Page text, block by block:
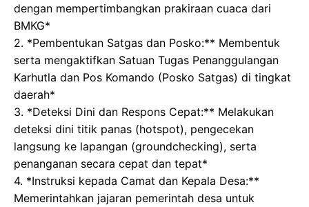
dengan mempertimbangkan prakiraan cuaca dari
BMKG*
2. *Pembentukan Satgas dan Posko:** Membentuk
serta mengaktifkan Satuan Tugas Penanggulangan
Karhutla dan Pos Komando (Posko Satgas) di tingkat
daerah*
3. *Deteksi Dini dan Respons Cepat:** Melakukan
deteksi dini titik panas (hotspot), pengecekan
langsung ke lapangan (groundchecking), serta
penanganan secara cepat dan tepat*
4. *Instruksi kepada Camat dan Kepala Desa:**
Memerintahkan jajaran pemerintah desa untuk